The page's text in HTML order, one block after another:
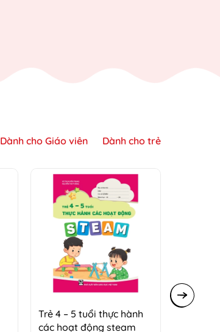
Dành cho Giáo viên Dành cho trẻ
Trẻ 4 – 5 tuổi thực hành
các hoạt động steam